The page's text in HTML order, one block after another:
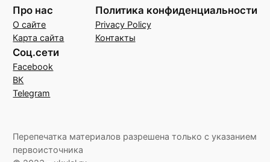
Про нас
О сайте
Карта сайта
Политика конфиденциальности
Privacy Policy
Контакты
Соц.сети
Facebook
ВК
Telegram
Перепечатка материалов разрешена только с указанием
первоисточника